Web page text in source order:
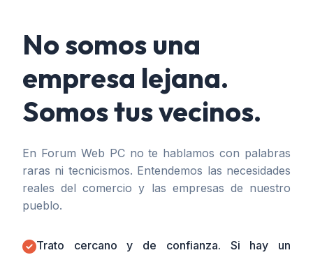
No somos una
empresa lejana.
Somos tus vecinos.
En Forum Web PC no te hablamos con palabras
raras ni tecnicismos. Entendemos las necesidades
reales del comercio y las empresas de nuestro
pueblo.
Trato cercano y de confianza. Si hay un